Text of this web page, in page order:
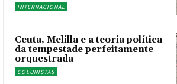
INTERNACIONAL
Ceuta, Melilla e a teoria política
da tempestade perfeitamente
orquestrada
COLUNISTAS